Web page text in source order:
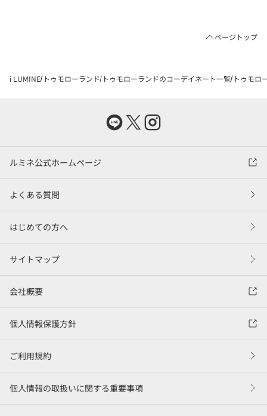
ページトップ
i LUMINE トゥモローランド トゥモローランドのコーデイネート一覧 トゥモロ
ルミネ公式ホームページ
よくある質問
はじめての方へ
サイトマップ
会社概要
個人情報保護方針
ご利用規約
個人情報の取扱いに関する重要事項